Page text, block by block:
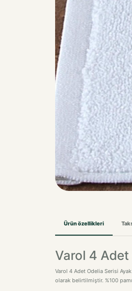
Ürün özellikleri
Varol 4
Varol 4 Adet Odelia Serisi
olarak belirtilmiştir. %100